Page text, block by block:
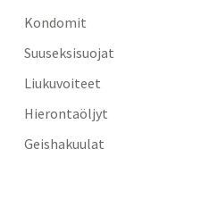
Kondomit
Suuseksisuojat
Liukuvoiteet
Hierontaöljyt
Geishakuulat